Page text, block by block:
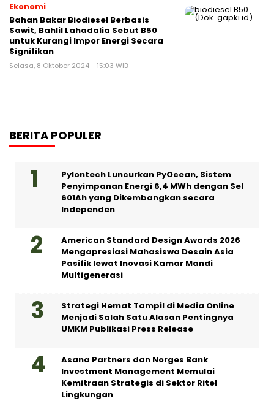
Ekonomi
Bahan Bakar Biodiesel Berbasis
Sawit, Bahlil Lahadalia Sebut B50
untuk Kurangi Impor Energi Secara
Signifikan
Selasa, 8 Oktober 2024 - 15:03 WIB
BERITA POPULER
Pylontech Luncurkan PyOcean, Sistem
Penyimpanan Energi 6,4 MWh dengan Sel
601Ah yang Dikembangkan secara
Independen
American Standard Design Awards 2026
Mengapresiasi Mahasiswa Desain Asia
Pasifik lewat Inovasi Kamar Mandi
Multigenerasi
Strategi Hemat Tampil di Media Online
Menjadi Salah Satu Alasan Pentingnya
UMKM Publikasi Press Release
Asana Partners dan Norges Bank
Investment Management Memulai
Kemitraan Strategis di Sektor Ritel
Lingkungan